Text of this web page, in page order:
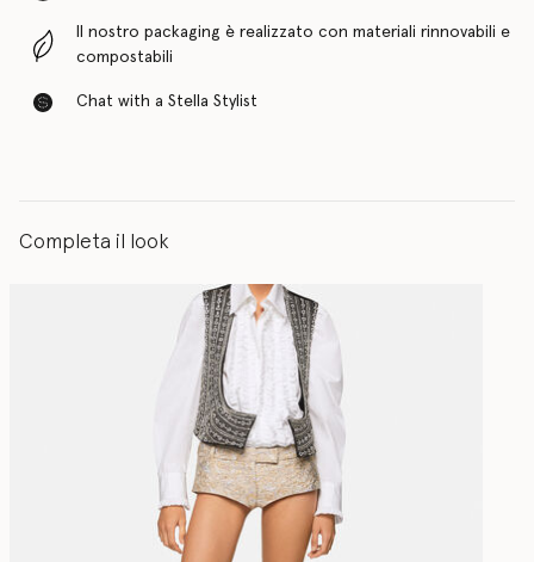
Il nostro packaging è realizzato con materiali rinnovabili e
compostabili
Chat with a Stella Stylist
Completa il look